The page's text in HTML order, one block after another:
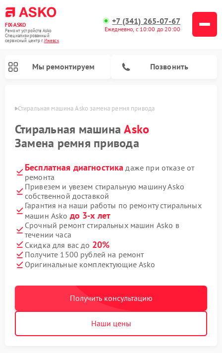
FIX-ASKO
Ремонт устройств Asko
Специализированный
cервисный центр г.Ижевск
+7 (341) 265-07-67
Ежедневно, с 10:00 до 20:00
Мы ремонтируем Позвонить
Стиральная машина Asko замена ремня привода
Стиральная машинаAsko
Замена ремня привода
Бесплатная диагностика даже при отказе от
ремонта
Привезем и увезем стиральную машину Asko
собственной доставкой
Гарантия на наши работы по ремонту стиральных
машин Asko до 3-х лет
Срочный ремонт стиральных машин Asko в
течении часа
Скидка для вас до 20%
Получите 1500 рублей на ремонт
Оригинальные комплектующие Asko
Получить консультацию
Наши цены